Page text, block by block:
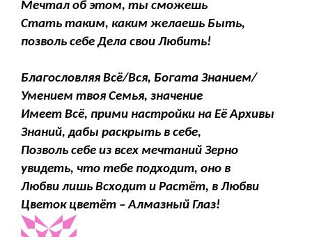
Мечтал об этом, ты сможешь
Стать таким, каким желаешь Быть,
позволь себе Дела свои Любить!
Благословляя Всё/Вся, Богата Знанием/
Умением твоя Семья, значение
Имеет Всё, прими настройки на Её Архивы
Знаний, дабы раскрыть в себе,
Позволь себе из всех мечтаний Зерно
увидеть, что тебе подходит, оно в
Любви лишь Всходит и Растёт, в Любви
Цветок цветёт – Алмазный Глаз!